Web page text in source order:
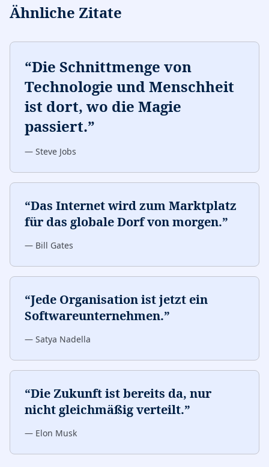
Ähnliche Zitate
“Die Schnittmenge von
Technologie und Menschheit
ist dort, wo die Magie
passiert.”
— Steve Jobs
“Das Internet wird zum Marktplatz
für das globale Dorf von morgen.”
— Bill Gates
“Jede Organisation ist jetzt ein
Softwareunternehmen.”
— Satya Nadella
“Die Zukunft ist bereits da, nur
nicht gleichmäßig verteilt.”
— Elon Musk